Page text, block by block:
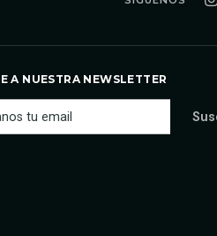
A NUESTRA NEWSLETTER